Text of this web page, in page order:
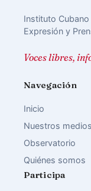
Instituto
Expresión y
Voces libres,
Navegación
Inicio
Nuestros medios
Observatorio
Quiénes somos
Participa